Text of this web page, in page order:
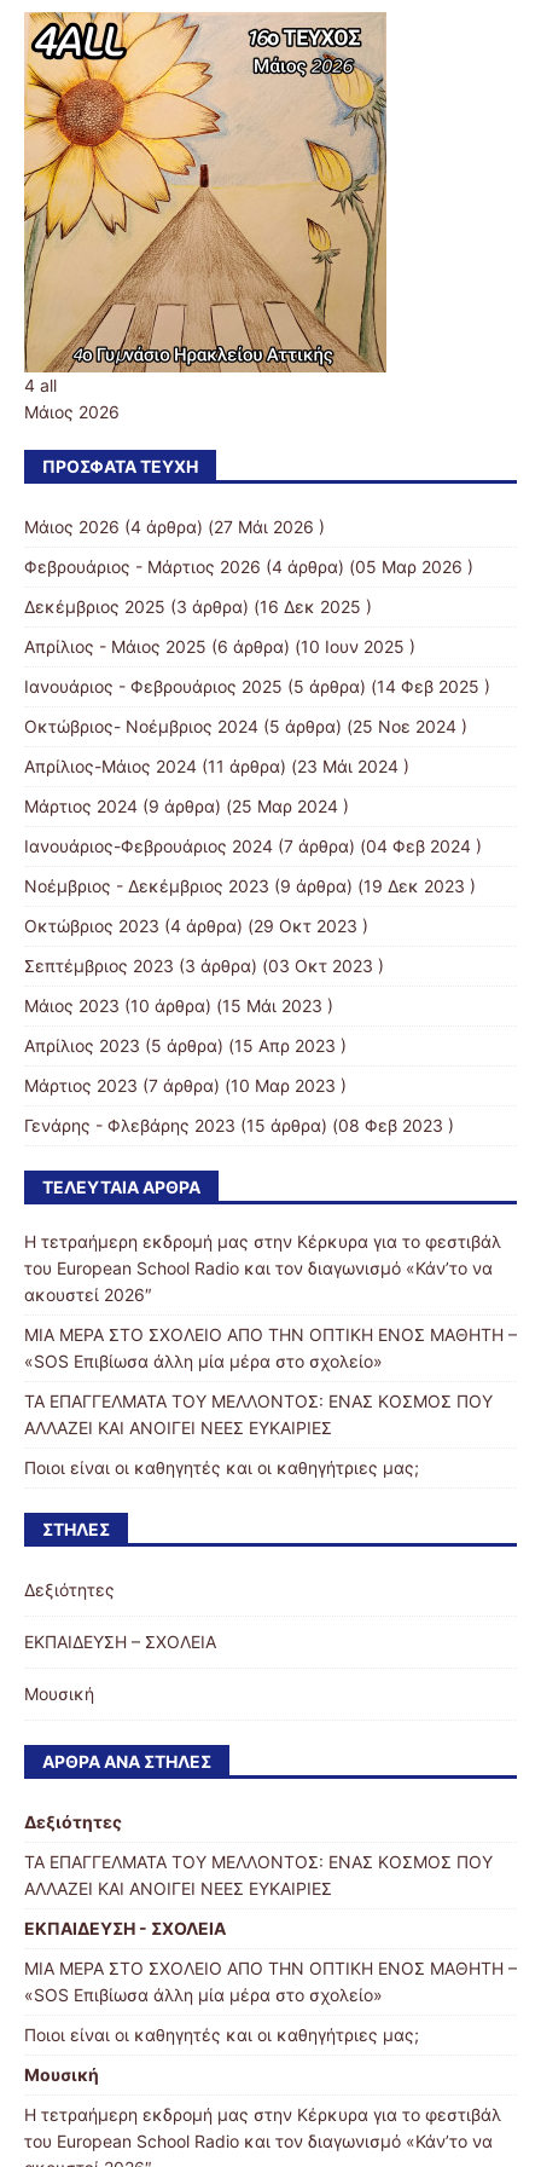
4 all
Μάιος 2026
ΠΡΌΣΦΑΤΑ ΤΕΎΧΗ
Μάιος 2026 (4 άρθρα) (27 Μάι 2026 )
Φεβρουάριος - Μάρτιος 2026 (4 άρθρα) (05 Μαρ 2026 )
Δεκέμβριος 2025 (3 άρθρα) (16 Δεκ 2025 )
Απρίλιος - Μάιος 2025 (6 άρθρα) (10 Ιουν 2025 )
Ιανουάριος - Φεβρουάριος 2025 (5 άρθρα) (14 Φεβ 2025 )
Οκτώβριος- Νοέμβριος 2024 (5 άρθρα) (25 Νοε 2024 )
Απρίλιος-Μάιος 2024 (11 άρθρα) (23 Μάι 2024 )
Μάρτιος 2024 (9 άρθρα) (25 Μαρ 2024 )
Ιανουάριος-Φεβρουάριος 2024 (7 άρθρα) (04 Φεβ 2024 )
Νοέμβριος - Δεκέμβριος 2023 (9 άρθρα) (19 Δεκ 2023 )
Οκτώβριος 2023 (4 άρθρα) (29 Οκτ 2023 )
Σεπτέμβριος 2023 (3 άρθρα) (03 Οκτ 2023 )
Μάιος 2023 (10 άρθρα) (15 Μάι 2023 )
Απρίλιος 2023 (5 άρθρα) (15 Απρ 2023 )
Μάρτιος 2023 (7 άρθρα) (10 Μαρ 2023 )
Γενάρης - Φλεβάρης 2023 (15 άρθρα) (08 Φεβ 2023 )
ΤΕΛΕΥΤΑΊΑ ΆΡΘΡΑ
Η τετραήμερη εκδρομή μας στην Κέρκυρα για το φεστιβάλ
του European School Radio και τον διαγωνισμό «Κάν’το να
ακουστεί 2026″
ΜΙΑ ΜΕΡΑ ΣΤΟ ΣΧΟΛΕΙΟ ΑΠΟ ΤΗΝ ΟΠΤΙΚΗ ΕΝΟΣ ΜΑΘΗΤΗ –
«SOS Επιβίωσα άλλη μία μέρα στο σχολείο»
ΤΑ ΕΠΑΓΓΕΛΜΑΤΑ ΤΟΥ ΜΕΛΛΟΝΤΟΣ: ΕΝΑΣ ΚΟΣΜΟΣ ΠΟΥ
ΑΛΛΑΖΕΙ ΚΑΙ ΑΝΟΙΓΕΙ ΝΕΕΣ ΕΥΚΑΙΡΙΕΣ
Ποιοι είναι οι καθηγητές και οι καθηγήτριες μας;
ΣΤΉΛΕΣ
Δεξιότητες
ΕΚΠΑΙΔΕΥΣΗ – ΣΧΟΛΕΙΑ
Μουσική
ΆΡΘΡΑ ΑΝΆ ΣΤΉΛΕΣ
Δεξιότητες
ΤΑ ΕΠΑΓΓΕΛΜΑΤΑ ΤΟΥ ΜΕΛΛΟΝΤΟΣ: ΕΝΑΣ ΚΟΣΜΟΣ ΠΟΥ
ΑΛΛΑΖΕΙ ΚΑΙ ΑΝΟΙΓΕΙ ΝΕΕΣ ΕΥΚΑΙΡΙΕΣ
ΕΚΠΑΙΔΕΥΣΗ - ΣΧΟΛΕΙΑ
ΜΙΑ ΜΕΡΑ ΣΤΟ ΣΧΟΛΕΙΟ ΑΠΟ ΤΗΝ ΟΠΤΙΚΗ ΕΝΟΣ ΜΑΘΗΤΗ –
«SOS Επιβίωσα άλλη μία μέρα στο σχολείο»
Ποιοι είναι οι καθηγητές και οι καθηγήτριες μας;
Μουσική
Η τετραήμερη εκδρομή μας στην Κέρκυρα για το φεστιβάλ
του European School Radio και τον διαγωνισμό «Κάν’το να